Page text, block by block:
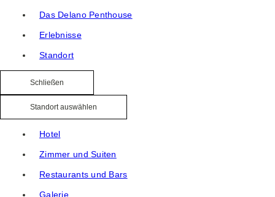
Das Delano Penthouse
Erlebnisse
Standort
Schließen
Standort auswählen
Hotel
Zimmer und Suiten
Restaurants und Bars
Galerie